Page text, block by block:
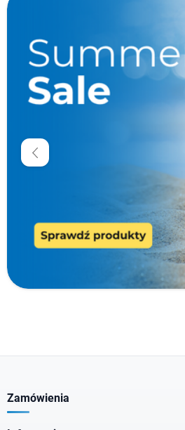
Nowe produkty
Promocje
Cena
Zamówienia